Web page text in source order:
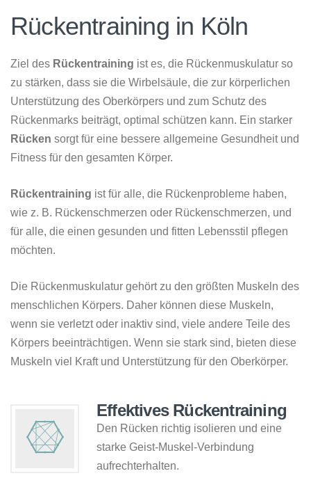
Rückentraining in Köln
Ziel des Rückentraining ist es, die Rückenmuskulatur so
zu stärken, dass sie die Wirbelsäule, die zur körperlichen
Unterstützung des Oberkörpers und zum Schutz des
Rückenmarks beiträgt, optimal schützen kann. Ein starker
Rücken sorgt für eine bessere allgemeine Gesundheit und
Fitness für den gesamten Körper.
Rückentraining ist für alle, die Rückenprobleme haben,
wie z. B. Rückenschmerzen oder Rückenschmerzen, und
für alle, die einen gesunden und fitten Lebensstil pflegen
möchten.
Die Rückenmuskulatur gehört zu den größten Muskeln des
menschlichen Körpers. Daher können diese Muskeln,
wenn sie verletzt oder inaktiv sind, viele andere Teile des
Körpers beeinträchtigen. Wenn sie stark sind, bieten diese
Muskeln viel Kraft und Unterstützung für den Oberkörper.
Effektives Rückentraining
Den Rücken richtig isolieren und eine
starke Geist-Muskel-Verbindung
aufrechterhalten.